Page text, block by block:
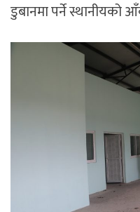
डुबानमा पर्ने स्थानीयको